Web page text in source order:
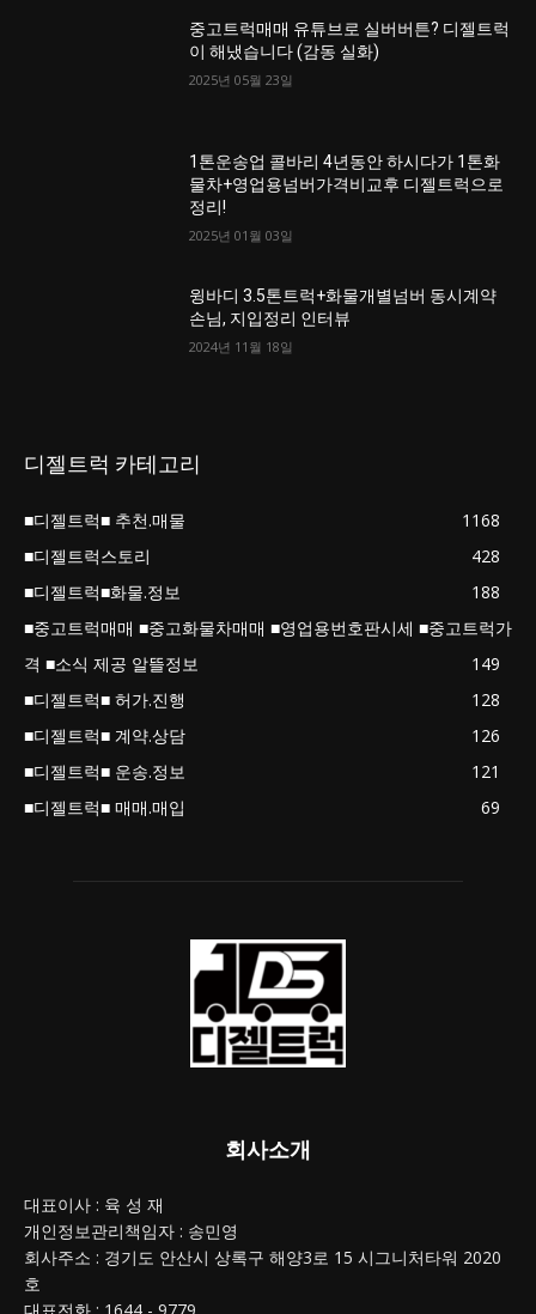
중고트럭매매 유튜브로 실버버튼? 디젤트럭
이 해냈습니다 (감동 실화)
2025년 05월 23일
1톤운송업 콜바리 4년동안 하시다가 1톤화
물차+영업용넘버가격비교후 디젤트럭으로
정리!
2025년 01월 03일
윙바디 3.5톤트럭+화물개별넘버 동시계약
손님, 지입정리 인터뷰
2024년 11월 18일
디젤트럭 카테고리
■디젤트럭■ 추천.매물
1168
■디젤트럭스토리
428
■디젤트럭■화물.정보
188
■중고트럭매매 ■중고화물차매매 ■영업용번호판시세 ■중고트럭가
격 ■소식 제공 알뜰정보
149
■디젤트럭■ 허가.진행
128
■디젤트럭■ 계약.상담
126
■디젤트럭■ 운송.정보
121
■디젤트럭■ 매매.매입
69
회사소개
대표이사 : 육 성 재
개인정보관리책임자 : 송민영
회사주소 : 경기도 안산시 상록구 해양3로 15 시그니처타워 2020
호